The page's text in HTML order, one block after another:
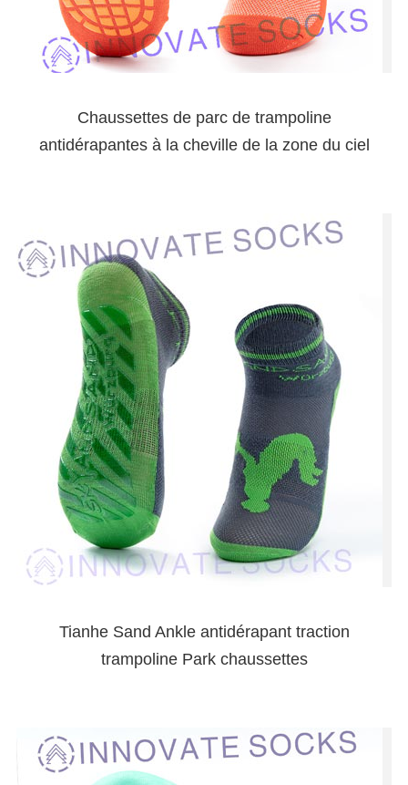
Chaussettes de parc de trampoline
antidérapantes à la cheville de la zone du ciel
Tianhe Sand Ankle antidérapant traction
trampoline Park chaussettes